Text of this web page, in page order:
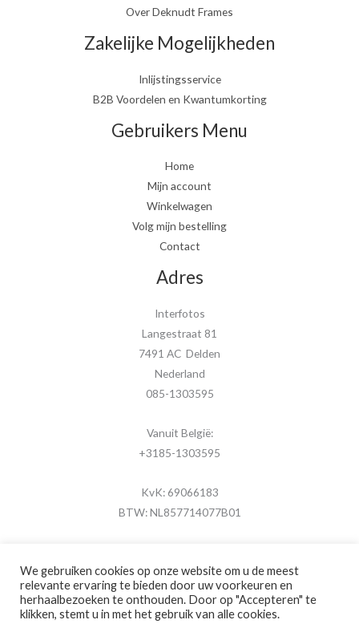
Over Deknudt Frames
Zakelijke Mogelijkheden
Inlijstingsservice
B2B Voordelen en Kwantumkorting
Gebruikers Menu
Home
Mijn account
Winkelwagen
Volg mijn bestelling
Contact
Adres
Interfotos
Langestraat 81
7491 AC Delden
Nederland
085-1303595
Vanuit België:
+3185-1303595
KvK: 69066183
BTW: NL857714077B01
Copyright © 2026 MijnFotolijstje.nl
We gebruiken cookies op onze website om u de meest
relevante ervaring te bieden door uw voorkeuren en
herhaalbezoeken te onthouden. Door op "Accepteren" te
klikken, stemt u in met het gebruik van alle cookies.